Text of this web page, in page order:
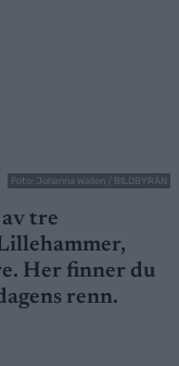
Foto: Johanna Wallen / BILDBYRÅN
tre
Her finner du
renn.